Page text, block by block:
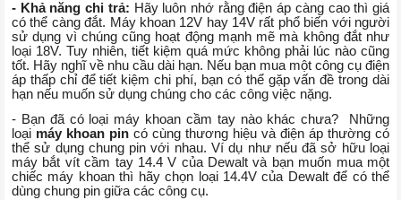
- Khả năng chi trả: Hãy luôn nhớ rằng điện áp càng cao thì giá
có thể càng đắt. Máy khoan 12V hay 14V rất phổ biến với người
sử dụng vì chúng cũng hoạt động mạnh mẽ mà không đắt như
loại 18V. Tuy nhiên, tiết kiệm quá mức không phải lúc nào cũng
tốt. Hãy nghĩ về nhu cầu dài hạn. Nếu bạn mua một công cụ điện
áp thấp chỉ để tiết kiệm chi phí, bạn có thể gặp vấn đề trong dài
hạn nếu muốn sử dụng chúng cho các công việc nặng.
- Bạn đã có loại máy khoan cầm tay nào khác chưa? Những
loại máy khoan pin có cùng thương hiệu và điện áp thường có
thể sử dụng chung pin với nhau. Ví dụ như nếu đã sở hữu loại
máy bắt vít cầm tay 14.4 V của Dewalt và bạn muốn mua một
chiếc máy khoan thì hãy chọn loại 14.4V của Dewalt để có thể
dùng chung pin giữa các công cụ.